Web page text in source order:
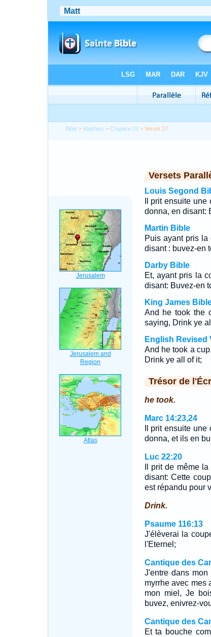
Bible > Matthieu >Chapitre 26 > Verset 27
Versets
Louis Segond
Il prit ensuite
donna, en disant:
Martin Bible
Puis ayant pris
disant : buvez-en
Darby Bible
Et, ayant pris la
disant: Buvez-en
King James
And he took the
saying, Drink ye
English Revised
And he took a
Drink ye all of it;
Trésor de
he took.
Marc 14:23,24
Il prit ensuite
donna, et ils en
Luc 22:20
Il prit de même
disant: Cette
est répandu pour
Drink.
Psaume 116:13
J'élèverai la
l'Eternel;
Cantique des
J'entre dans
myrrhe avec mes
mon miel, Je
buvez, enivrez-
Cantique des
Et ta bouche